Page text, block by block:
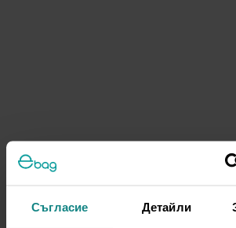
Съгласие Детайли